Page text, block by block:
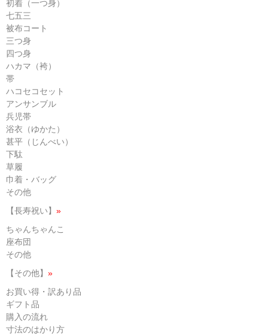
初着（一つ身）
七五三
被布コート
三つ身
四つ身
ハカマ（袴）
帯
ハコセコセット
アンサンブル
兵児帯
浴衣（ゆかた）
甚平（じんべい）
下駄
草履
巾着・バッグ
その他
【長寿祝い】 »
ちゃんちゃんこ
座布団
その他
【その他】 »
お買い得・訳あり品
ギフト品
購入の流れ
寸法のはかり方